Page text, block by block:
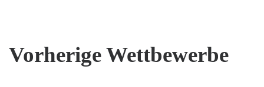
Vorherige Wettbewerbe